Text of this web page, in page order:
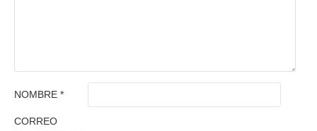
NOMBRE *
CORREO